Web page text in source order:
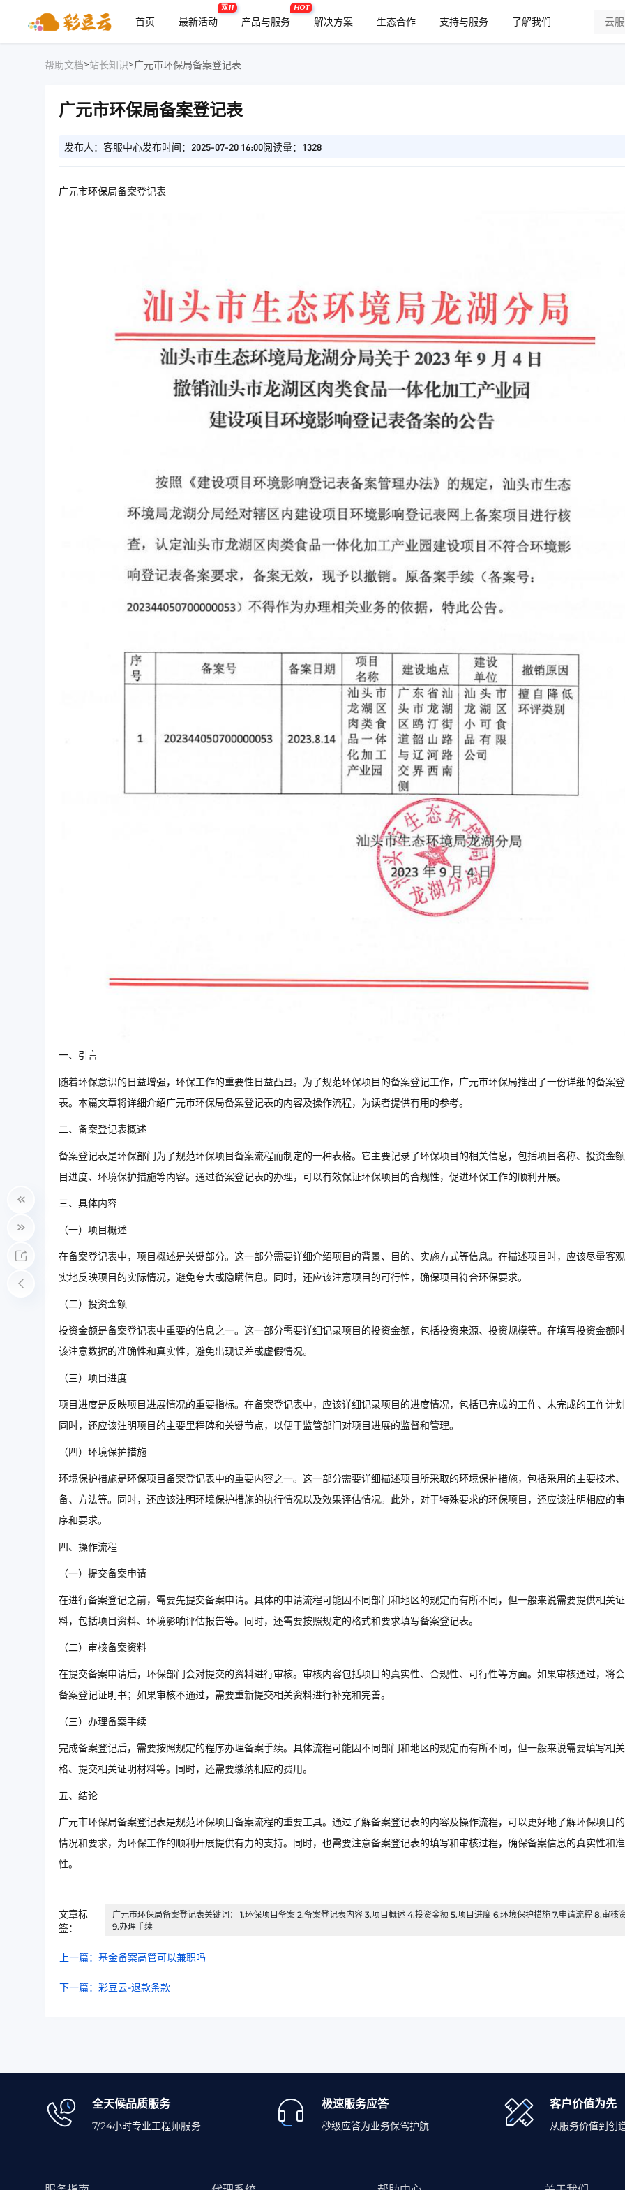
首页 最新活动
双11
产品与服务
HOT
解决方案 生态合作 支持与服务 了解我们
帮助文档>站长知识>广元市环保局备案登记表
广元市环保局备案登记表
发布人：客服中心发布时间：2025-07-20 16:00阅读量：1328
广元市环保局备案登记表
一、引言
随着环保意识的日益增强，环保工作的重要性日益凸显。为了规范环保项目的备案登记工作，广元市环保局推出了一份详细的备案
表。本篇文章将详细介绍广元市环保局备案登记表的内容及操作流程，为读者提供有用的参考。
二、备案登记表概述
备案登记表是环保部门为了规范环保项目备案流程而制定的一种表格。它主要记录了环保项目的相关信息，包括项目名称、投资金
目进度、环境保护措施等内容。通过备案登记表的办理，可以有效保证环保项目的合规性，促进环保工作的顺利开展。
三、具体内容
（一）项目概述
在备案登记表中，项目概述是关键部分。这一部分需要详细介绍项目的背景、目的、实施方式等信息。在描述项目时，应该尽量客
实地反映项目的实际情况，避免夸大或隐瞒信息。同时，还应该注意项目的可行性，确保项目符合环保要求。
（二）投资金额
投资金额是备案登记表中重要的信息之一。这一部分需要详细记录项目的投资金额，包括投资来源、投资规模等。在填写投资金额
该注意数据的准确性和真实性，避免出现误差或虚假情况。
（三）项目进度
项目进度是反映项目进展情况的重要指标。在备案登记表中，应该详细记录项目的进度情况，包括已完成的工作、未完成的工作计
同时，还应该注明项目的主要里程碑和关键节点，以便于监管部门对项目进展的监督和管理。
（四）环境保护措施
环境保护措施是环保项目备案登记表中的重要内容之一。这一部分需要详细描述项目所采取的环境保护措施，包括采用的主要技术
备、方法等。同时，还应该注明环境保护措施的执行情况以及效果评估情况。此外，对于特殊要求的环保项目，还应该注明相应的
序和要求。
四、操作流程
（一）提交备案申请
在进行备案登记之前，需要先提交备案申请。具体的申请流程可能因不同部门和地区的规定而有所不同，但一般来说需要提供相关
料，包括项目资料、环境影响评估报告等。同时，还需要按照规定的格式和要求填写备案登记表。
（二）审核备案资料
在提交备案申请后，环保部门会对提交的资料进行审核。审核内容包括项目的真实性、合规性、可行性等方面。如果审核通过，将
备案登记证明书；如果审核不通过，需要重新提交相关资料进行补充和完善。
（三）办理备案手续
完成备案登记后，需要按照规定的程序办理备案手续。具体流程可能因不同部门和地区的规定而有所不同，但一般来说需要填写相
格、提交相关证明材料等。同时，还需要缴纳相应的费用。
五、结论
广元市环保局备案登记表是规范环保项目备案流程的重要工具。通过了解备案登记表的内容及操作流程，可以更好地了解环保项目
情况和要求，为环保工作的顺利开展提供有力的支持。同时，也需要注意备案登记表的填写和审核过程，确保备案信息的真实性和
性。
文章标
签：
广元市环保局备案登记表关键词： 1.环保项目备案 2.备案登记表内容 3.项目概述 4.投资金额 5.项目进度 6.环境保护措施 7.申请流程 8.审核
9.办理手续
上一篇：基金备案高管可以兼职吗
下一篇：彩豆云-退款条款
全天候品质服务
7/24小时专业工程师服务
极速服务应答
秒级应答为业务保驾护航
客户价值为先
从服务价值到创